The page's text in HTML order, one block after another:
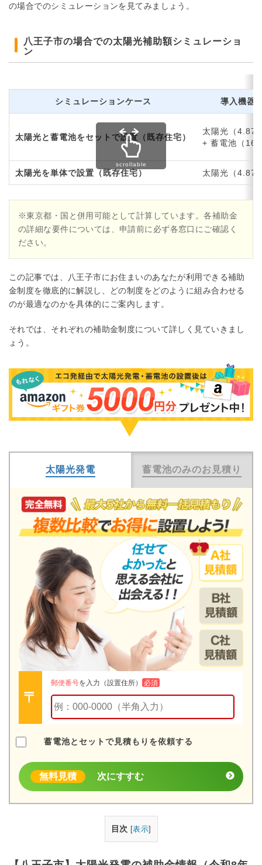
の場合でのシミュレーションを見てみましょう。
八王子市の場合での太陽光補助額シミュレーショ
ン
シミュレーションケース 導入機器
太陽光と蓄電池をセットで設置（既存住宅）
太陽光（
+ 蓄電池（
太陽光を単体で設置（既存住宅） 太陽光（
※東京都・国と併用可能として計算しています。各補助金
の詳細な要件については、申請前に必ず各窓口にご確認く
ださい。
この記事では、八王子市にお住まいのあなたが利用できる補助
金制度を徹底的に解説し、どの制度をどのように組み合わせる
のが最適なのかを具体的にご案内します。
それでは、それぞれの補助金制度について詳しく見ていきまし
ょう。
太陽光発電 蓄電池のみのお見積り
郵便番号を入力（設置住所） 必須
蓄電池とセットで見積もりを依頼する
無料見積 次にすすむ
目次 [表示